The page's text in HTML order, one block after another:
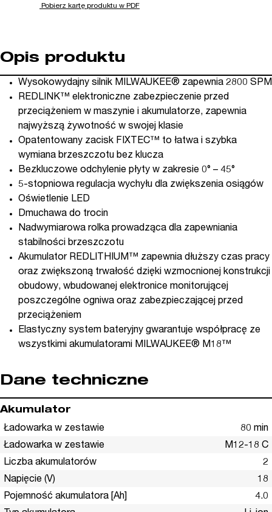
Pobierz kartę produktu w PDF
Opis produktu
Wysokowydajny silnik MILWAUKEE® zapewnia 2800 SPM
REDLINK™ elektroniczne zabezpieczenie przed
przeciążeniem w maszynie i akumulatorze, zapewnia
najwyższą żywotność w swojej klasie
Opatentowany zacisk FIXTEC™ to łatwa i szybka
wymiana brzeszczotu bez klucza
Bezkluczowe odchylenie płyty w zakresie 0° – 45°
5-stopniowa regulacja wychyłu dla zwiększenia osiągów
Oświetlenie LED
Dmuchawa do trocin
Nadwymiarowa rolka prowadząca dla zapewniania
stabilności brzeszczotu
Akumulator REDLITHIUM™ zapewnia dłuższy czas pracy
oraz zwiększoną trwałość dzięki wzmocnionej konstrukcji
obudowy, wbudowanej elektronice monitorującej
poszczególne ogniwa oraz zabezpieczającej przed
przeciążeniem
Elastyczny system bateryjny gwarantuje współpracę ze
wszystkimi akumulatorami MILWAUKEE® M18™
Dane techniczne
Akumulator
Ładowarka w zestawie
80 min
Ładowarka w zestawie
M12-18 C
Liczba akumulatorów
2
Napięcie (V)
18
Pojemność akumulatora [Ah]
4.0